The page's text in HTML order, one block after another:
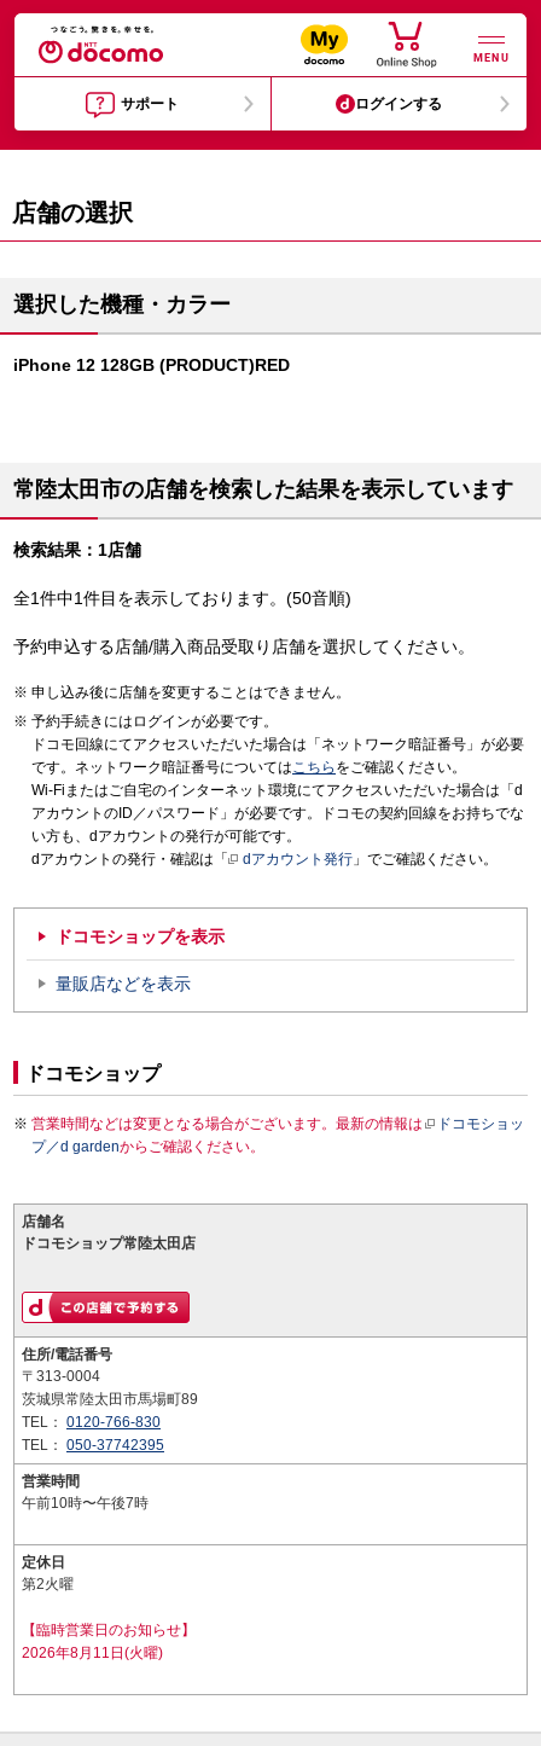
MENU
サポート ログインする
店舗の選択
選択した機種・カラー
iPhone 12 128GB (PRODUCT)RED
常陸太田市の店舗を検索した結果を表示しています
検索結果：1店舗
全1件中1件目を表示しております。(50音順)
予約申込する店舗/購入商品受取り店舗を選択してください。
申し込み後に店舗を変更することはできません。
予約手続きにはログインが必要です。
ドコモ回線にてアクセスいただいた場合は「ネットワーク暗証番号」が必要
です。ネットワーク暗証番号についてはこちら をご確認ください。
Wi-Fiまたはご自宅のインターネット環境にてアクセスいただいた場合は「d
アカウントのID／パスワード」が必要です。ドコモの契約回線をお持ちでな
い方も、dアカウントの発行が可能です。
dアカウントの発行・確認は「
dアカウント発行 」でご確認ください。
ドコモショップを表示
量販店などを表示
ドコモショップ
営業時間などは変更となる場合がございます。最新の情報は
ドコモショッ
プ／d gardenからご確認ください。
店舗名
ドコモショップ常陸太田店
住所/電話番号
〒313-0004
茨城県常陸太田市馬場町89
TEL： 0120-766-830
TEL： 050-37742395
営業時間
午前10時〜午後7時
定休日
第2火曜
【臨時営業日のお知らせ】
2026年8月11日(火曜)